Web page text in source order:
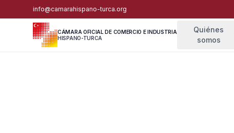
info@camarahispano-turca.org
CÁMARA OFICIAL DE COMERCIO E INDUSTRIA
HISPANO-TURCA
Quiénes
somos